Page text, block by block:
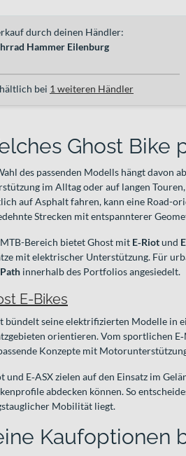
durch deinen Händler:
Hammer Eilenburg
bei 1 weiteren Händler
Ghost Bike
des passenden Modells hängt davon
im Alltag oder auf langen
auf Asphalt fahren, kann eine Road-
Strecken mit entspannterer
Bereich bietet Ghost mit E‑Riotund
mit elektrischer Unterstützung. Für
Path innerhalb des Portfolios angesiedelt.
E-Bikes
bündelt seine elektrifizierten Modelle in
orientieren. Vom sportlichen
Konzepte mit
und E‑ASX zielen auf den Einsatz im
abdecken können. So
Mobilität liegt.
Kaufoptionen